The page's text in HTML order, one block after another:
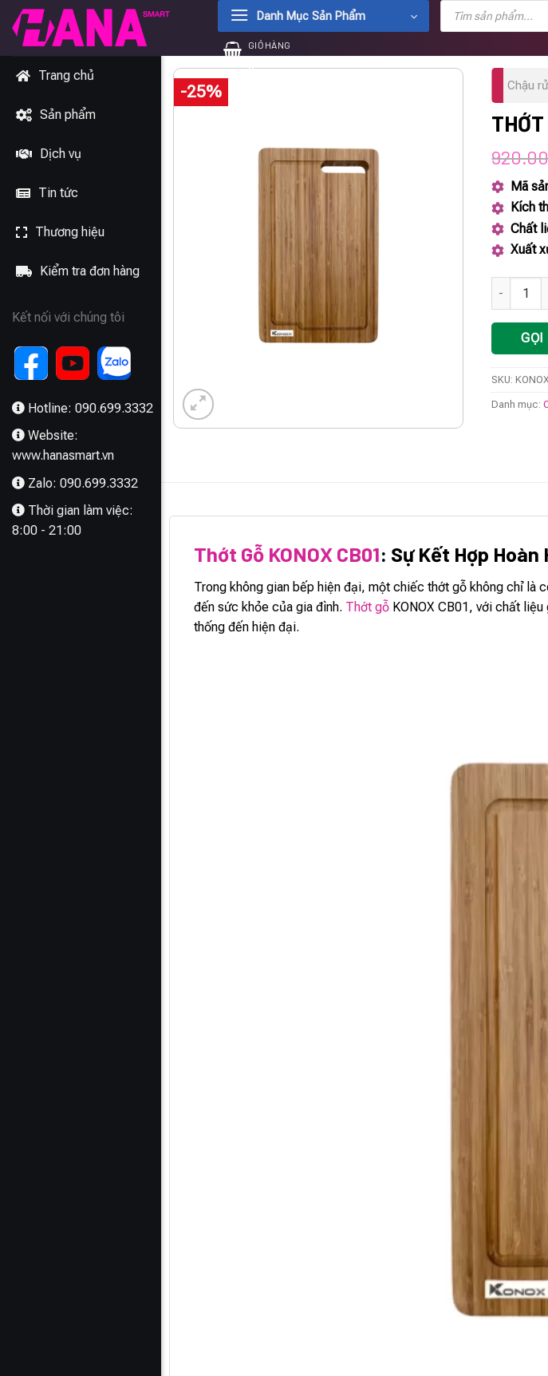
Chuyển
đến
dung
Danh Mục Sản Phẩm
Tìm
kiếm
phẩm
GIỎ HÀNG
0₫
Trang chủ
Sản phẩm
Dịch vụ
Tin tức
Thương hiệu
Kiểm tra đơn hàng
Kết nối với chúng tôi
Hotline: 090.699.3332
Website:
www.hanasmart.vn
Zalo: 090.699.3332
Thời gian làm việc:
8:00 - 21:00
-25% Chậu
THỚT
Mã
Kích
Chất
Xuất
Thớt gỗ
GỌI
SKU:
Danh mục:
MÔ TẢ
Thớt Gỗ KONOX CB01: Sự Kết Hợp Hoàn
Trong không gian bếp hiện đại, một chiếc thớt gỗ không chỉ là
đến sức khỏe của gia đình. Thớt gỗ KONOX CB01, với chất
thống đến hiện đại.